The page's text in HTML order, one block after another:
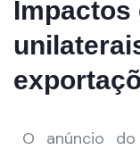
Impactos
O anúncio